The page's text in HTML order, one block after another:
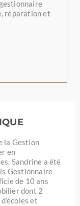
réparation et
la Gestion
en
Sandrine a été
Gestionnaire
de 10 ans
dont 2
et